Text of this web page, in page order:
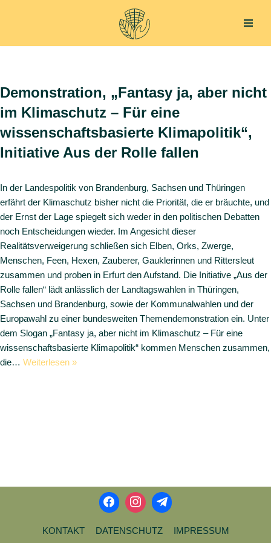
Inhalt
Demonstration, „Fantasy ja, aber nicht
im Klimaschutz – Für eine
wissenschaftsbasierte Klimapolitik“,
Initiative Aus der Rolle fallen
In der Landespolitik von Brandenburg, Sachsen und Thüringen
erfährt der Klimaschutz bisher nicht die Priorität, die er bräuchte, und
der Ernst der Lage spiegelt sich weder in den politischen Debatten
noch Entscheidungen wieder. Im Angesicht dieser
Realitätsverweigerung schließen sich Elben, Orks, Zwerge,
Menschen, Feen, Hexen, Zauberer, Gauklerinnen und Rittersleut
zusammen und proben in Erfurt den Aufstand. Die Initiative „Aus der
Rolle fallen“ lädt anlässlich der Landtagswahlen in Thüringen,
Sachsen und Brandenburg, sowie der Kommunalwahlen und der
Europawahl zu einer bundesweiten Themendemonstration ein. Unter
dem Slogan „Fantasy ja, aber nicht im Klimaschutz – Für eine
wissenschaftsbasierte Klimapolitik“ kommen Menschen zusammen,
die… Weiterlesen »
KONTAKT DATENSCHUTZ IMPRESSUM